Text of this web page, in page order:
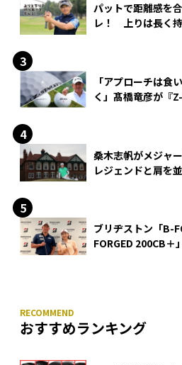
パットで距離感を
レ！ 上りは長く
「アプローチは食
く」髙橋竜彦が『
桑木志帆がメジャ
レジェンドと肩を
ブリヂストン「B-
FORGED 200CB
おすすめランキング